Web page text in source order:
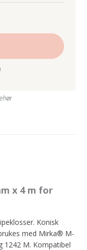
x 4 m for
Konisk
med Mirka® M-
1242 M. Kompatibel